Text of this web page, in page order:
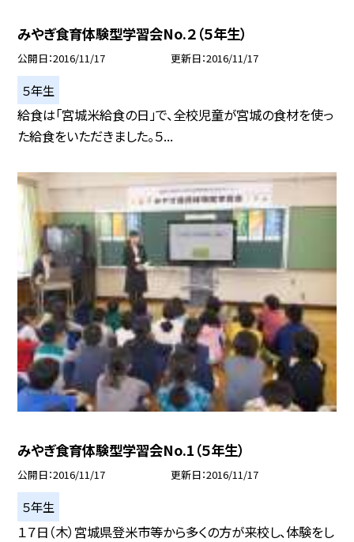
みやぎ食育体験型学習会No.２（５年生）
公開日 2016/11/17 更新日 2016/11/17
５年生
給食は「宮城米給食の日」で、全校児童が宮城の食材を使っ
た給食をいただきました。５...
みやぎ食育体験型学習会No.1（５年生）
公開日 2016/11/17 更新日 2016/11/17
５年生
１７日（木）宮城県登米市等から多くの方が来校し、体験をし